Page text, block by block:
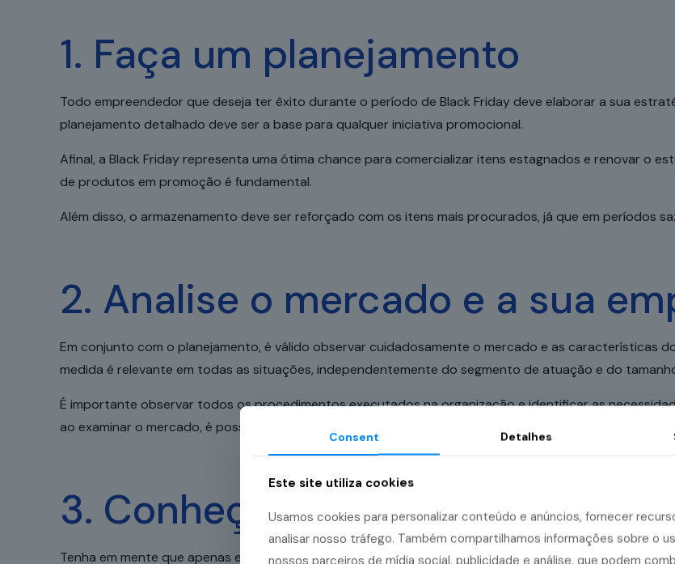
1. Faça um planejamento
Todo empreendedor que deseja ter êxito durante o período de Black Friday deve elaborar a sua
planejamento detalhado deve ser a base para qualquer iniciativa promocional.
Afinal, a Black Friday representa uma ótima chance para comercializar itens estagnados e renovar o
de produtos em promoção é fundamental.
Além disso, o armazenamento deve ser reforçado com os itens mais procurados, já que em períodos
2. Analise o mercado e a sua
Em conjunto com o planejamento, é válido observar cuidadosamente o mercado e as características
medida é relevante em todas as situações, independentemente do segmento de atuação e do
É importante observar todos os procedimentos executados na organização e identificar as
ao examinar o mercado, é possível compreender os padrões de demanda, as tendências, as
3. Conheça o seu público-alvo
Tenha em mente que apenas examinar o mercado e o seu negócio pode não ser o bastante para
Consent Detalhes
Este site utiliza cookies
Usamos cookies para personalizar conteúdo e anúncios, fornecer
analisar nosso tráfego. Também compartilhamos informações sobre o
nossos parceiros de mídia social, publicidade e análise, que podem